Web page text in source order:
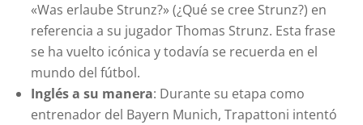
«Was erlaube Strunz?» (¿Qué se cree Strunz?) en
referencia a su jugador Thomas Strunz. Esta frase
se ha vuelto icónica y todavía se recuerda en el
mundo del fútbol.
Inglés a su manera: Durante su etapa como
entrenador del Bayern Munich, Trapattoni intentó